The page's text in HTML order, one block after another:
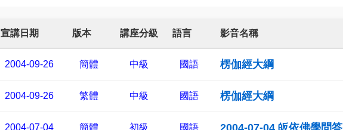
宣講日期 版本 講座分級 語言 影音名稱
2004-09-26 簡體 中級 國語 楞伽經大綱
2004-09-26 繁體 中級 國語 楞伽經大綱
2004-07-04 簡體 初級 國語 2004-07-04 皈依佛學問答